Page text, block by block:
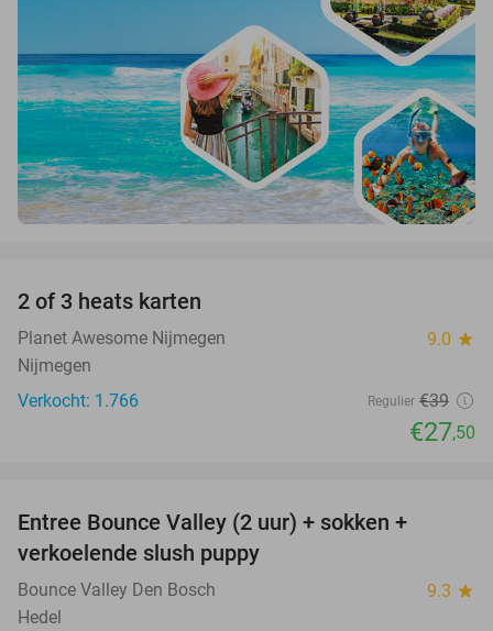
2 of 3 heats karten
Planet Awesome Nijmegen 9.0 star
Nijmegen
Verkocht: 1.766
Regulier €39
€27,50
Entree Bounce Valley (2 uur) + sokken +
verkoelende slush puppy
Bounce Valley Den Bosch 9.3 star
Hedel